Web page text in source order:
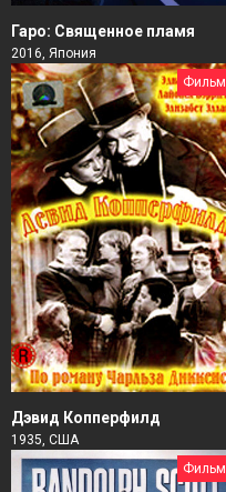
Гаро: Священное пламя
2016, Япония
Фильм
Дэвид Копперфилд
1935, США
Фильм